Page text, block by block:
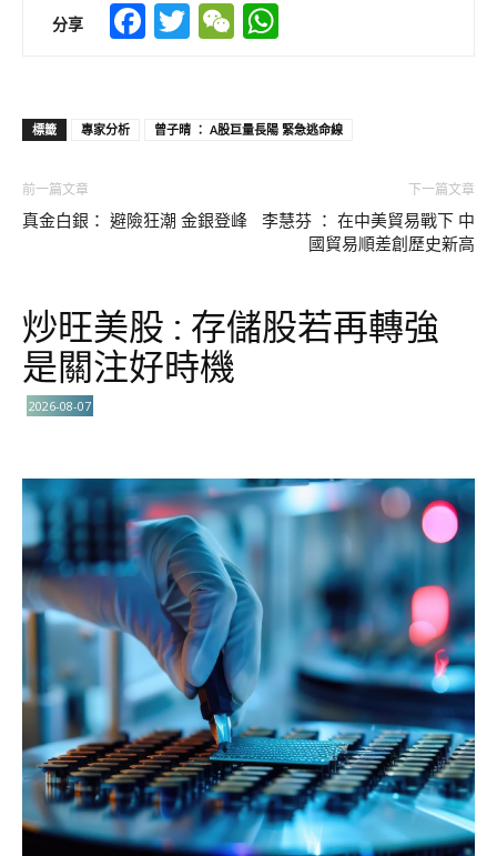
分享 Facebook
TwitterWeChat
標籤 專家分析 曾子晴 ： A股巨量長陽 緊急逃命線
前一篇文章
真金白銀： 避險狂潮 金銀登峰
下一篇文章
李慧芬 ： 在中美貿易戰下 中
國貿易順差創歷史新高
炒旺美股 : 存儲股若再轉強
是關注好時機
2026-08-07